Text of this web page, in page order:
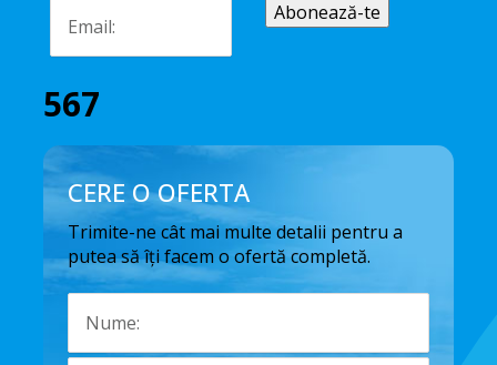
567
CERE O OFERTA
Trimite-ne cât mai multe detalii pentru a
putea să îți facem o ofertă completă.